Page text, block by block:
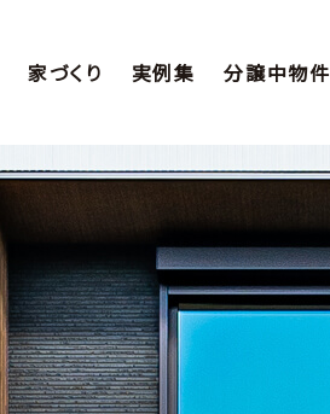
家づくり 実例集 分譲中物件